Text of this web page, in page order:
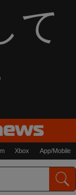
て
Xbox App/Mobile